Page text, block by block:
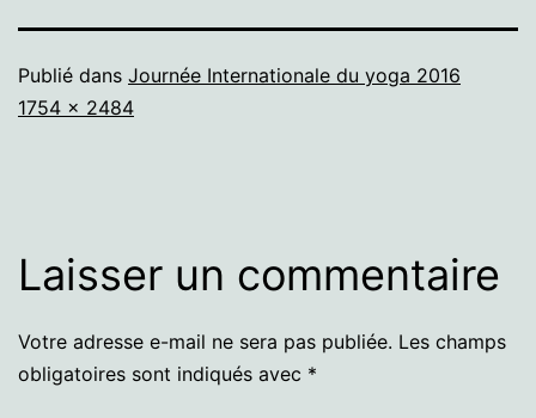
Publié dans Journée Internationale du yoga 2016
Taille
1754 × 2484
Laisser un commentaire
Votre adresse e-mail ne sera pas publiée. Les champs
obligatoires sont indiqués avec *